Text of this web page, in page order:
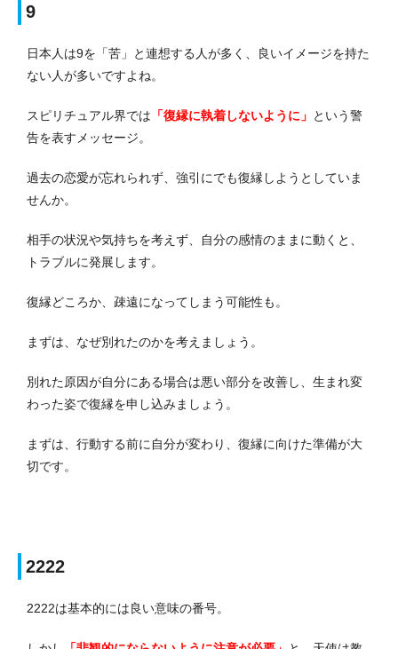
9
日本人は9を「苦」と連想する人が多く、良いイメージを持た
ない人が多いですよね。
スピリチュアル界では 「復縁に執着しないように」 という警
告を表すメッセージ。
過去の恋愛が忘れられず、強引にでも復縁しようとしていま
せんか。
相手の状況や気持ちを考えず、自分の感情のままに動くと、
トラブルに発展します。
復縁どころか、疎遠になってしまう可能性も。
まずは、なぜ別れたのかを考えましょう。
別れた原因が自分にある場合は悪い部分を改善し、生まれ変
わった姿で復縁を申し込みましょう。
まずは、行動する前に自分が変わり、復縁に向けた準備が大
切です。
2222
2222は基本的には良い意味の番号。